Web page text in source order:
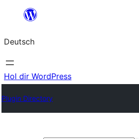
springen
Deutsch
Hol dir WordPress
Plugin Directory